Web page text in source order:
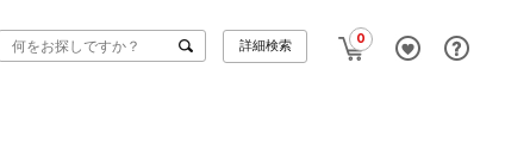
0
詳細検索